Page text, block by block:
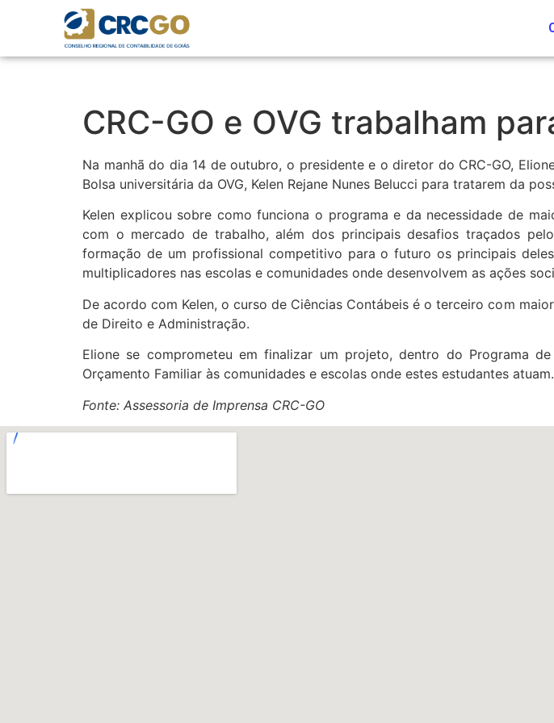
CRC-GO e OVG trabalham
Na manhã do dia 14 de outubro, o presidente e o diretor do CRC-GO,
Bolsa universitária da OVG, Kelen Rejane Nunes Belucci para tratarem da
Kelen explicou sobre como funciona o programa e da necessidade de
com o mercado de trabalho, além dos principais desafios traçados
formação de um profissional competitivo para o futuro os principais
multiplicadores nas escolas e comunidades onde desenvolvem as ações
De acordo com Kelen, o curso de Ciências Contábeis é o terceiro com
de Direito e Administração.
Elione se comprometeu em finalizar um projeto, dentro do Programa
Orçamento Familiar às comunidades e escolas onde estes estudantes atuam.
Fonte: Assessoria de Imprensa CRC-GO